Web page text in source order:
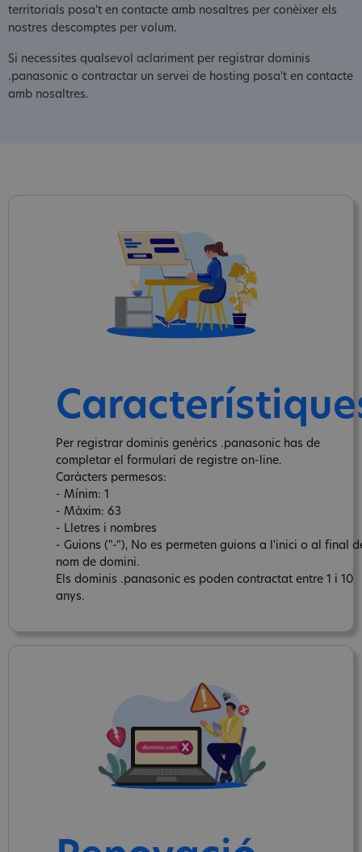
territorials posa't en contacte amb nosaltres per conèixer els
nostres descomptes per volum.
Si necessites qualsevol aclariment per registrar dominis
.panasonic o contractar un servei de hosting posa't en contacte
amb nosaltres.
Per registrar dominis genèrics .panasonic has de
completar el formulari de registre on-line.
Caràcters permesos:
- Mínim: 1
- Màxim: 63
- Lletres i nombres
- Guions ("-"), No es permeten guions a l'inici o al final
nom de domini.
Els dominis .panasonic es poden contractat entre 1 i 10
anys.